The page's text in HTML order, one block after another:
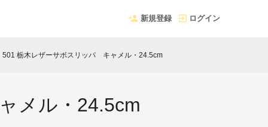
新規登録 ログイン
501 栃木レザーサボスリッパ キャメル・24.5cm
メル・24.5cm